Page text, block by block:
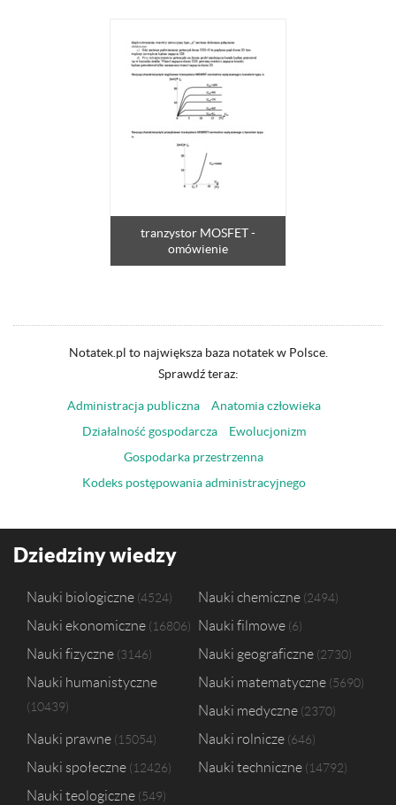
tranzystor MOSFET -
omówienie
Notatek.pl to największa baza notatek w Polsce.
Sprawdź teraz:
Administracja publiczna
Anatomia człowieka
Działalność gospodarcza
Ewolucjonizm
Gospodarka przestrzenna
Kodeks postępowania administracyjnego
Dziedziny wiedzy
Nauki biologiczne 4524 Nauki chemiczne 2494
Nauki ekonomiczne 16806 Nauki filmowe 6
Nauki fizyczne 3146 Nauki geograficzne 2730
Nauki humanistyczne
10439
Nauki matematyczne 5690
Nauki medyczne 2370
Nauki prawne 15054 Nauki rolnicze 646
Nauki społeczne 12426 Nauki techniczne 14792
Nauki teologiczne 549